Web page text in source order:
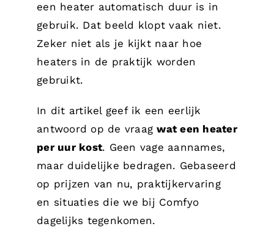
een heater automatisch duur is in
gebruik. Dat beeld klopt vaak niet.
Zeker niet als je kijkt naar hoe
heaters in de praktijk worden
gebruikt.
In dit artikel geef ik een eerlijk
antwoord op de vraagwat een heater
per uur kost. Geen vage aannames,
maar duidelijke bedragen. Gebaseerd
op prijzen van nu, praktijkervaring
en situaties die we bij Comfyo
dagelijks tegenkomen.